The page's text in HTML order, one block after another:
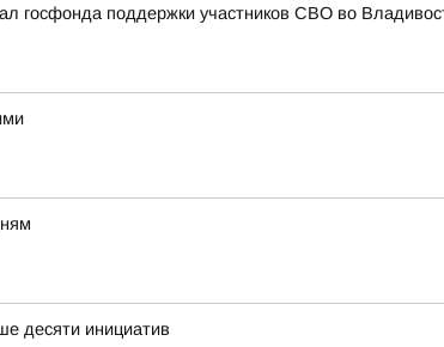
госфонда поддержки участников СВО во
десяти инициатив